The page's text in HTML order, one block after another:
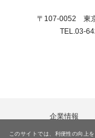
このサイトでは、利便性の向上
〒107-0052 東
TEL.03-
企業情報